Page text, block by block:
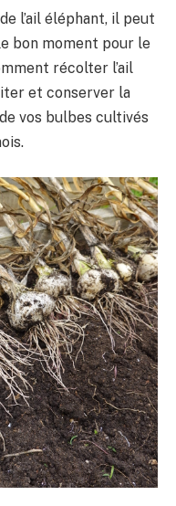
l’ail éléphant, il peut
bon moment pour le
récolter l’ail
et conserver la
vos bulbes cultivés